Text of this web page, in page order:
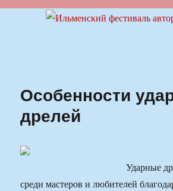
Ильменский
Особенности
дрелей
Ударные
среди мастеров и любителей